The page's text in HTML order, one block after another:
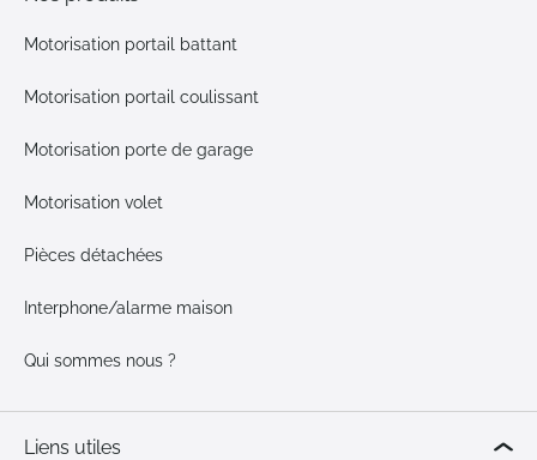
Motorisation portail battant
Motorisation portail coulissant
Motorisation porte de garage
Motorisation volet
Pièces détachées
Interphone/alarme maison
Qui sommes nous ?
Liens utiles